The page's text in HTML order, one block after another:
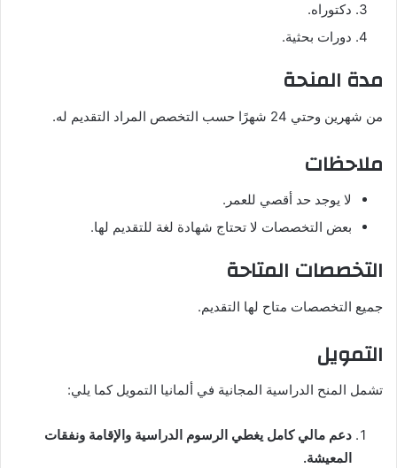
دكتوراه.
دورات بحثية.
مدة المنحة
من شهرين وحتي 24 شهرًا حسب التخصص المراد التقديم له.
ملاحظات
لا يوجد حد أقصي للعمر.
بعض التخصصات لا تحتاج شهادة لغة للتقديم لها.
التخصصات المتاحة
جميع التخصصات متاح لها التقديم.
التمويل
تشمل المنح الدراسية المجانية في ألمانيا التمويل كما يلي:
دعم مالي كامل يغطي الرسوم الدراسية والإقامة ونفقات
المعيشة.